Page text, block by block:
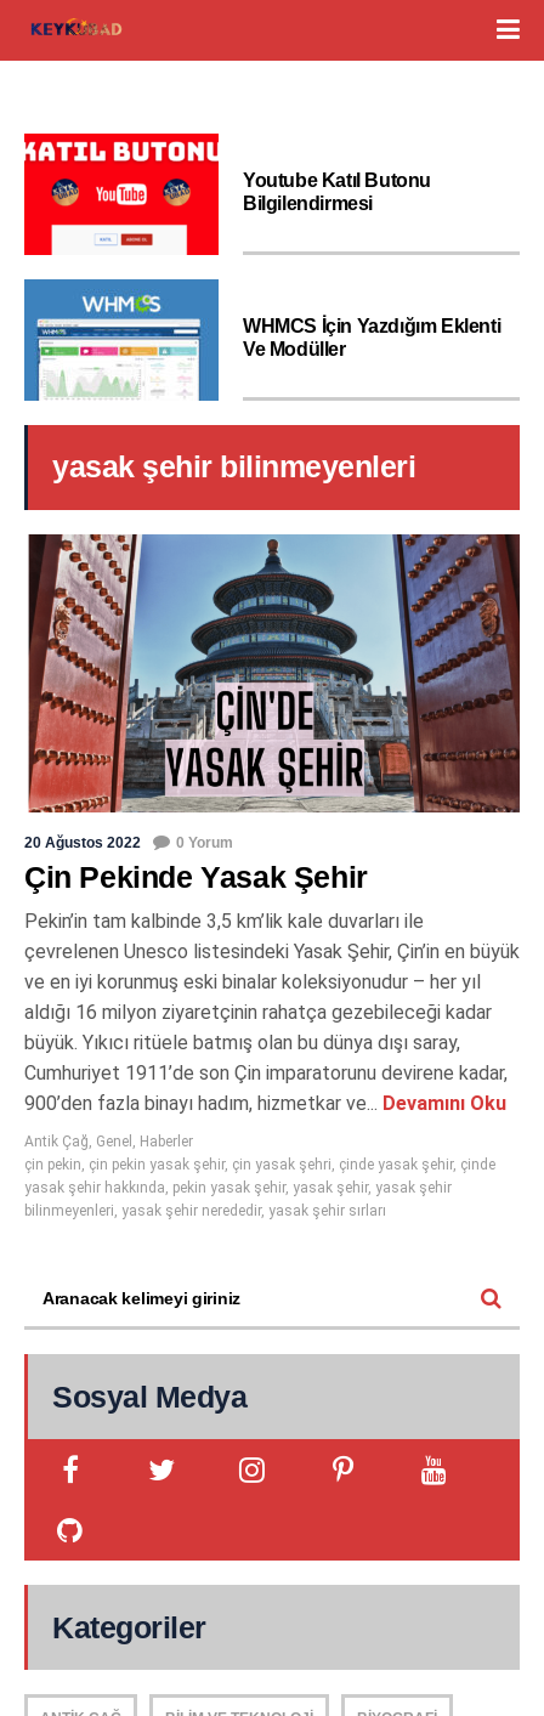
Youtube Katıl Butonu
Bilgilendirmesi
WHMCS İçin Yazdığım Eklenti
Ve Modüller
yasak şehir bilinmeyenleri
20 Ağustos 2022 0 Yorum
Çin Pekinde Yasak Şehir
Pekin’in tam kalbinde 3,5 km’lik kale duvarları ile
çevrelenen Unesco listesindeki Yasak Şehir, Çin’in en büyük
ve en iyi korunmuş eski binalar koleksiyonudur – her yıl
aldığı 16 milyon ziyaretçinin rahatça gezebileceği kadar
büyük. Yıkıcı ritüele batmış olan bu dünya dışı saray,
Cumhuriyet 1911’de son Çin imparatorunu devirene kadar,
900’den fazla binayı hadım, hizmetkar ve... Devamını Oku
Antik Çağ, Genel , Haberler
çin pekin, çin pekin yasak şehir, çin yasak şehri, çinde yasak şehir, çinde
yasak şehir hakkında, pekin yasak şehir, yasak şehir, yasak şehir
bilinmeyenleri, yasak şehir nerededir, yasak şehir sırları
Sosyal Medya
Kategoriler